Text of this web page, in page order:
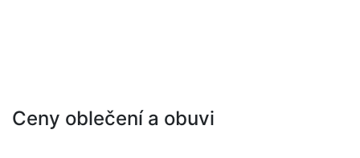
Ceny oblečení a obuvi